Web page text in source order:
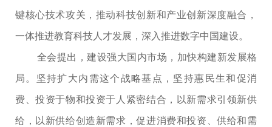
键核心技术攻关，推动科技创新和产业创新深度融合，
一体推进教育科技人才发展，深入推进数字中国建设。
全会提出，建设强大国内市场，加快构建新发展格
局。坚持扩大内需这个战略基点，坚持惠民生和促消
费、投资于物和投资于人紧密结合，以新需求引领新供
给，以新供给创造新需求，促进消费和投资、供给和需